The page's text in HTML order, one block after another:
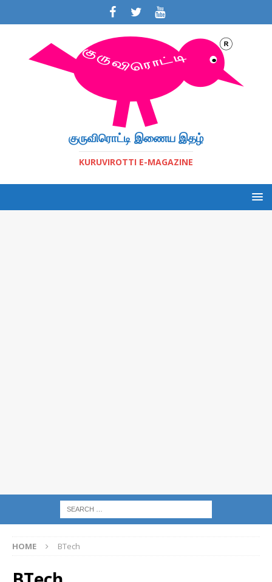
குருவிரொட்டி இணைய இதழ்
KURUVIROTTI E-MAGAZINE
HOME BTech